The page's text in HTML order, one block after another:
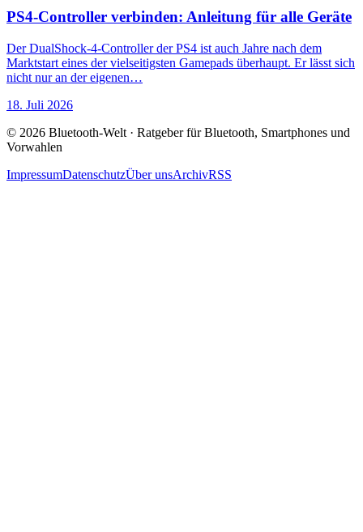
PS4-Controller verbinden: Anleitung für alle Geräte
Der DualShock-4-Controller der PS4 ist auch Jahre nach dem
Marktstart eines der vielseitigsten Gamepads überhaupt. Er lässt sich
nicht nur an der eigenen…
18. Juli 2026
© 2026 Bluetooth-Welt · Ratgeber für Bluetooth, Smartphones und
Vorwahlen
ImpressumDatenschutzÜber unsArchivRSS